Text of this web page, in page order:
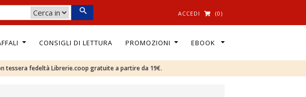
ACCEDI (0)
CONSIGLI DI LETTURA PROMOZIONI EBOOK
tessera fedeltà Librerie.coop gratuite a partire da 19€.